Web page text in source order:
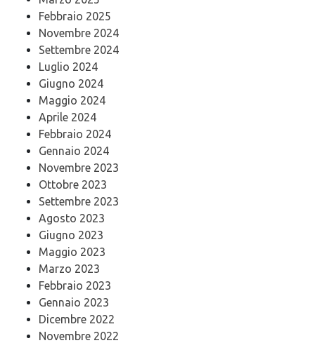
Febbraio 2025
Novembre 2024
Settembre 2024
Luglio 2024
Giugno 2024
Maggio 2024
Aprile 2024
Febbraio 2024
Gennaio 2024
Novembre 2023
Ottobre 2023
Settembre 2023
Agosto 2023
Giugno 2023
Maggio 2023
Marzo 2023
Febbraio 2023
Gennaio 2023
Dicembre 2022
Novembre 2022